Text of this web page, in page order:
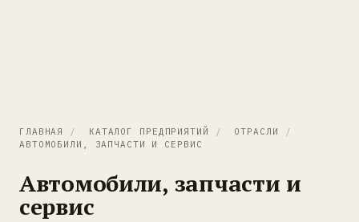
ГЛАВНАЯ / КАТАЛОГ ПРЕДПРИЯТИЙ / ОТРАСЛИ
/
АВТОМОБИЛИ, ЗАПЧАСТИ И СЕРВИС
Автомобили, запчасти и
сервис